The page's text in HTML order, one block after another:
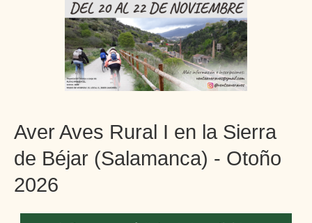
Aver Aves Rural I en la Sierra
de Béjar (Salamanca) - Otoño
2026